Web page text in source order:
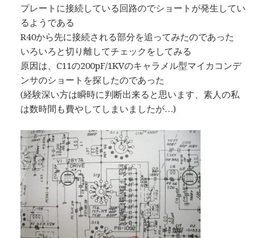
プレートに接続している回路のでショートが発生してい
るようである
R40から先に接続される部分を追ってみたのであった
いろいろと切り離してチェックをしてみる
原因は、C11の200pF/1KVのキャラメル型マイカコンデ
ンサのショートを探したのであった
(経験深い方は瞬時に判断出来ると思います、素人の私
は数時間も費やしてしまいましたが…)